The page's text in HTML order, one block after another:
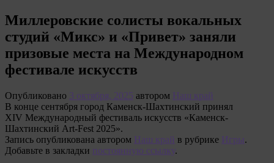
Миллеровские солисты вокальных
студий «Микс» и «Привет» заняли
призовые места на Международном
фестивале искусств
Опубликовано 3 октября, 2025 автором Наш край
В конце сентября город Каменск-Шахтинский принял
XIV Международный фестиваль искусств «Каменск-
Шахтинский Art-Fest 2025».
Запись опубликована автором Наш край в рубрике Игры.
Добавьте в закладки постоянную ссылку.